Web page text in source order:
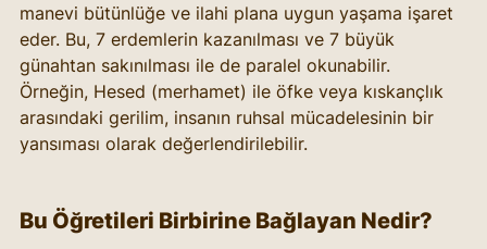
manevi bütünlüğe ve ilahi plana uygun yaşama işaret
eder. Bu, 7 erdemlerin kazanılması ve 7 büyük
günahtan sakınılması ile de paralel okunabilir.
Örneğin, Hesed (merhamet) ile öfke veya kıskançlık
arasındaki gerilim, insanın ruhsal mücadelesinin bir
yansıması olarak değerlendirilebilir.
Bu Öğretileri Birbirine Bağlayan Nedir?